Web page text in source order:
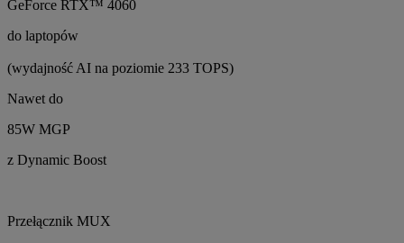
GeForce RTX™ 4060
do laptopów
(wydajność AI na poziomie 233 TOPS)
Nawet do
85W MGP
z Dynamic Boost
Przełącznik MUX